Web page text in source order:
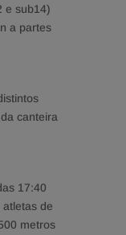
e sub14)
a partes
canteira
17:40
de
metros